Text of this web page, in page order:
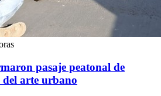
pasaje peatonal de
arte urbano